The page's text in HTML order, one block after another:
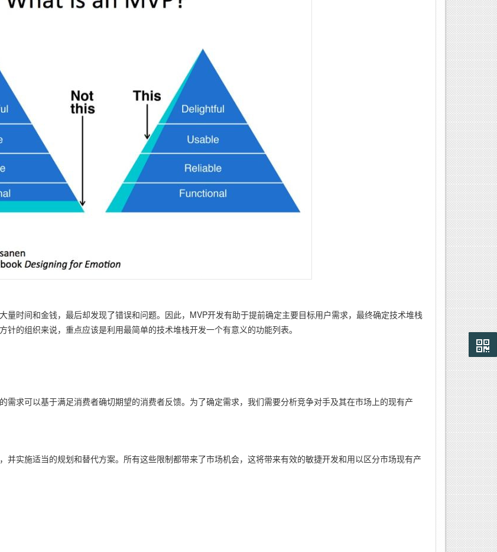
量时间和金钱，最后却发现了错误和问题。因此，MVP开发有助于提前确定主要目标用户需求，最终确定技术堆栈
的组织来说，重点应该是利用最简单的技术堆栈开发一个有意义的功能列表。
求可以基于满足消费者确切期望的消费者反馈。为了确定需求，我们需要分析竞争对手及其在市场上的现有产
实施适当的规划和替代方案。所有这些限制都带来了市场机会，这将带来有效的敏捷开发和用以区分市场现有产